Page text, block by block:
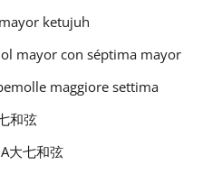
ketujuh
mayor con séptima mayor
maggiore settima
和弦
大七和弦